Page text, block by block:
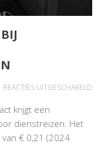
REACTIES UITGESCHAKELD
krijgt een
dienstreizen. Het
€ 0,21 (2024